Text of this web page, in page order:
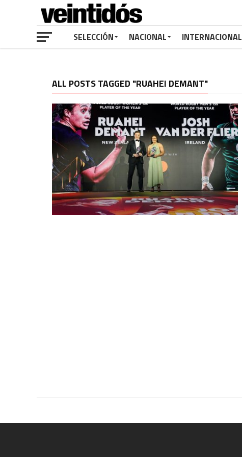
SELECCIÓN NACIONAL INTERNACIONAL
ALL POSTS TAGGED "RUAHEI DEMANT"